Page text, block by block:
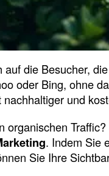
auf die Besucher,
oder Bing, ohne
nachhaltiger und
organischen
. Indem Sie
Sie Ihre